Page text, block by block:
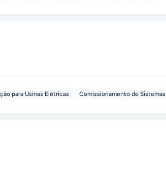
para Usinas Elétricas Comissionamento de Sistemas